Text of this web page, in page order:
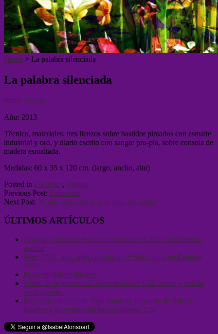
Home > La palabra silenciada
La palabra silenciada
Isabel Alonso
Año: 2013
Técnica, materiales: tres lienzos sobre bastidor pintados con esmalte
industrial y oro, y diario escrito con sangre pro-pia, sobre consola de
madera esmaltada.
Medidas: 60 x 35 x 120 cm. (largo, ancho, alto)
Posted in Escultura, Pintura
Previous Post: Primavera
Next Post: Ni una sola rosa roja en todo mi jardín
ÚLTIMOS ARTÍCULOS
«Tanga», pieza de escultura realizada en 2002 con cabello
natural
Iván, 2020, obra seleccionada en el Salón de Arte Realista
2022
Proyecto Micro Museos
Vídeo de la exposición MicroMundos 1:20, obras y artistas
participantes.
Reportaje en Faro de Vigo sobre mi proyecto de Micro
Museos y la exposición MicroMundos 1:20